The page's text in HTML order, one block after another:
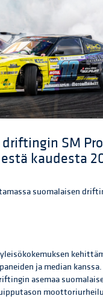
SM
kaudesta
suomalaisen
ja median kanssa.
asemaa